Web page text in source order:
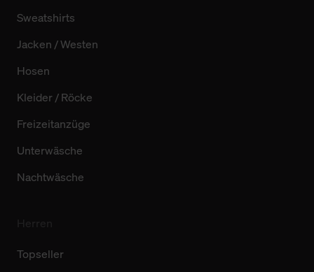
Sweatshirts
Jacken / Westen
Hosen
Kleider / Röcke
Freizeitanzüge
Unterwäsche
Nachtwäsche
Topseller